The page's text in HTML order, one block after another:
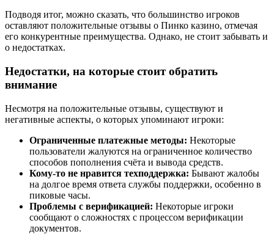
Подводя итог, можно сказать, что большинство игроков
оставляют положительные отзывы о Пинко казино, отмечая
его конкурентные преимущества. Однако, не стоит забывать и
о недостатках.
Недостатки, на которые стоит обратить
внимание
Несмотря на положительные отзывы, существуют и
негативные аспекты, о которых упоминают игроки:
Ограниченные платежные методы: Некоторые
пользователи жалуются на ограниченное количество
способов пополнения счёта и вывода средств.
Кому-то не нравится техподдержка: Бывают жалобы
на долгое время ответа службы поддержки, особенно в
пиковые часы.
Проблемы с верификацией: Некоторые игроки
сообщают о сложностях с процессом верификации
документов.